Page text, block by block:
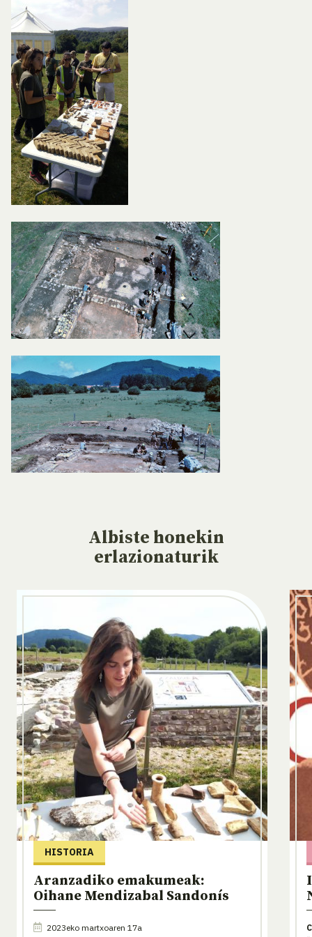
Albiste honekin
erlazionaturik
HISTORIA
Aranzadiko emakumeak:
Oihane Mendizabal Sandonís
2023eko martxoaren 17a